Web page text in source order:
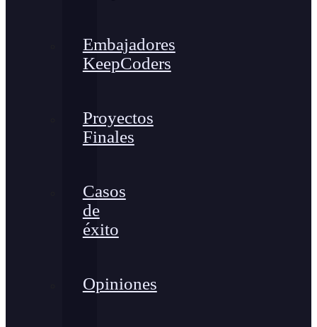
Embajadores
KeepCoders
Proyectos
Finales
Casos
de
éxito
Opiniones